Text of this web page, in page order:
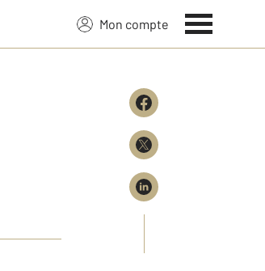
Mon compte